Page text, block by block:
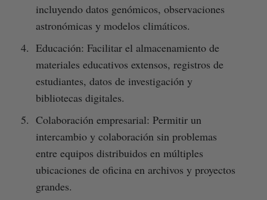
incluyendo datos genómicos, observaciones
astronómicas y modelos climáticos.
Educación: Facilitar el almacenamiento de
materiales educativos extensos, registros de
estudiantes, datos de investigación y
bibliotecas digitales.
Colaboración empresarial: Permitir un
intercambio y colaboración sin problemas
entre equipos distribuidos en múltiples
ubicaciones de oficina en archivos y proyectos
grandes.